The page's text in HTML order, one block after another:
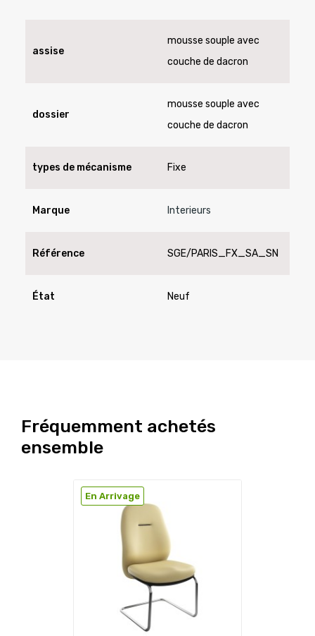
assise
mousse souple avec
couche de dacron
dossier
mousse souple avec
couche de dacron
types de mécanisme Fixe
Marque Interieurs
Référence SGE/PARIS_FX_SA_SN
État Neuf
Fréquemment achetés
ensemble
En Arrivage